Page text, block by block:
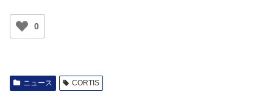
0
ニュース CORTIS